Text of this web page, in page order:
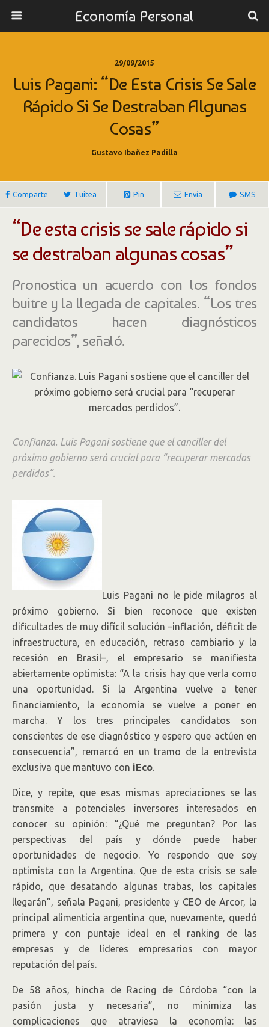
Economía Personal
29/09/2015
Luis Pagani: “De Esta Crisis Se Sale
Rápido Si Se Destraban Algunas
Cosas”
Gustavo Ibañez Padilla
Comparte Tuitea Pin Envía SMS
“De esta crisis se sale rápido si
se destraban algunas cosas”
Pronostica un acuerdo con los fondos
buitre y la llegada de capitales. “Los tres
candidatos hacen diagnósticos
parecidos”, señaló.
Confianza. Luis Pagani sostiene que el canciller del
próximo gobierno será crucial para “recuperar mercados
perdidos”.
Luis Pagani no le pide milagros al
próximo gobierno. Si bien reconoce que existen
dificultades de muy difícil solución –inflación, déficit de
infraestructura, en educación, retraso cambiario y la
recesión en Brasil–, el empresario se manifiesta
abiertamente optimista: “A la crisis hay que verla como
una oportunidad. Si la Argentina vuelve a tener
financiamiento, la economía se vuelve a poner en
marcha. Y los tres principales candidatos son
conscientes de ese diagnóstico y espero que actúen en
consecuencia”, remarcó en un tramo de la entrevista
exclusiva que mantuvo con iEco.
Dice, y repite, que esas mismas apreciaciones se las
transmite a potenciales inversores interesados en
conocer su opinión: “¿Qué me preguntan? Por las
perspectivas del país y dónde puede haber
oportunidades de negocio. Yo respondo que soy
optimista con la Argentina. Que de esta crisis se sale
rápido, que desatando algunas trabas, los capitales
llegarán”, señala Pagani, presidente y CEO de Arcor, la
principal alimenticia argentina que, nuevamente, quedó
primera y con puntaje ideal en el ranking de las
empresas y de líderes empresarios con mayor
reputación del país.
De 58 años, hincha de Racing de Córdoba “con la
pasión justa y necesaria”, no minimiza las
complicaciones que atraviesa la economía: las